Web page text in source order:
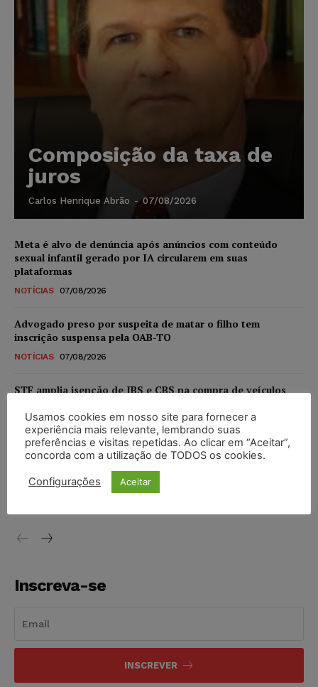
Composição da taxa de
juros
Carlos Henrique Abrão - 07/08/2026
Meta é alvo de denúncia após anúncios com conteúdo
sexual infantil gerado por IA circularem em suas
plataformas
NOTÍCIAS 07/08/2026
Advogado preso por suspeita de matar o filho tem
inscrição suspensa pela OAB-TO
NOTÍCIAS 07/08/2026
STF amplia isenção de IBS e CBS na compra de veículos
níveis
DIREITO TRIBUTÁRIO 07/08/2026
Justiça do Trabalho mantém justa causa de empregado que
vendia canetas emagrecedoras no local de trabalho
Inscreva-se
INSCREVER
Usamos cookies em nosso site para fornecer a
experiência mais relevante, lembrando suas
preferências e visitas repetidas. Ao clicar em “Aceitar”,
concorda com a utilização de TODOS os cookies.
Configurações Aceitar